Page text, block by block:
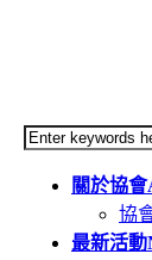
關於協會
協
最新活動